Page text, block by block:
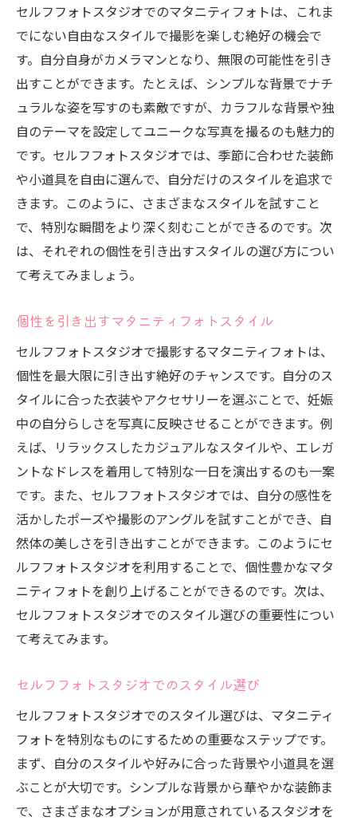
セルフフォトスタジオでのマタニティフォトは、これま
でにない自由なスタイルで撮影を楽しむ絶好の機会で
す。自分自身がカメラマンとなり、無限の可能性を引き
出すことができます。たとえば、シンプルな背景でナチ
ュラルな姿を写すのも素敵ですが、カラフルな背景や独
自のテーマを設定してユニークな写真を撮るのも魅力的
です。セルフフォトスタジオでは、季節に合わせた装飾
や小道具を自由に選んで、自分だけのスタイルを追求で
きます。このように、さまざまなスタイルを試すこと
で、特別な瞬間をより深く刻むことができるのです。次
は、それぞれの個性を引き出すスタイルの選び方につい
て考えてみましょう。
個性を引き出すマタニティフォトスタイル
セルフフォトスタジオで撮影するマタニティフォトは、
個性を最大限に引き出す絶好のチャンスです。自分のス
タイルに合った衣装やアクセサリーを選ぶことで、妊娠
中の自分らしさを写真に反映させることができます。例
えば、リラックスしたカジュアルなスタイルや、エレガ
ントなドレスを着用して特別な一日を演出するのも一案
です。また、セルフフォトスタジオでは、自分の感性を
活かしたポーズや撮影のアングルを試すことができ、自
然体の美しさを引き出すことができます。このようにセ
ルフフォトスタジオを利用することで、個性豊かなマタ
ニティフォトを創り上げることができるのです。次は、
セルフフォトスタジオでのスタイル選びの重要性につい
て考えてみます。
セルフフォトスタジオでのスタイル選び
セルフフォトスタジオでのスタイル選びは、マタニティ
フォトを特別なものにするための重要なステップです。
まず、自分のスタイルや好みに合った背景や小道具を選
ぶことが大切です。シンプルな背景から華やかな装飾ま
で、さまざまなオプションが用意されているスタジオを